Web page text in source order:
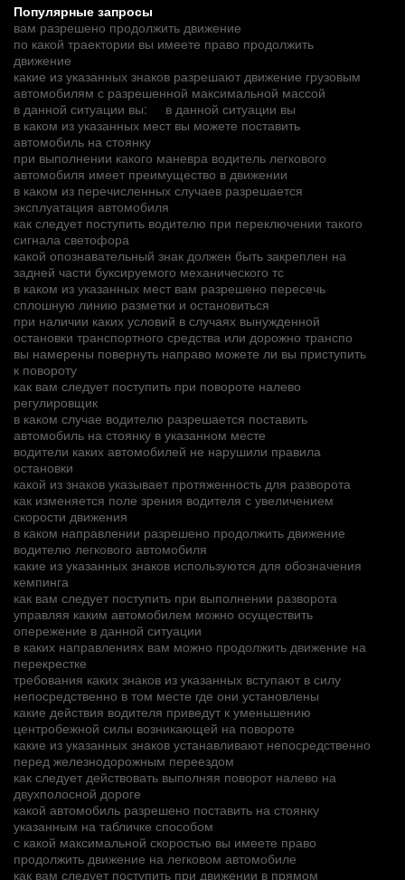
Популярные запросы
вам разрешено продолжить движение
по какой траектории вы имеете право продолжить
движение
какие из указанных знаков разрешают движение грузовым
автомобилям с разрешенной максимальной массой
в данной ситуации вы:
в данной ситуации вы
в каком из указанных мест вы можете поставить
автомобиль на стоянку
при выполнении какого маневра водитель легкового
автомобиля имеет преимущество в движении
в каком из перечисленных случаев разрешается
эксплуатация автомобиля
как следует поступить водителю при переключении такого
сигнала светофора
какой опознавательный знак должен быть закреплен на
задней части буксируемого механического тс
в каком из указанных мест вам разрешено пересечь
сплошную линию разметки и остановиться
при наличии каких условий в случаях вынужденной
остановки транспортного средства или дорожно транспо
вы намерены повернуть направо можете ли вы приступить
к повороту
как вам следует поступить при повороте налево
регулировщик
в каком случае водителю разрешается поставить
автомобиль на стоянку в указанном месте
водители каких автомобилей не нарушили правила
остановки
какой из знаков указывает протяженность для разворота
как изменяется поле зрения водителя с увеличением
скорости движения
в каком направлении разрешено продолжить движение
водителю легкового автомобиля
какие из указанных знаков используются для обозначения
кемпинга
как вам следует поступить при выполнении разворота
управляя каким автомобилем можно осуществить
опережение в данной ситуации
в каких направлениях вам можно продолжить движение на
перекрестке
требования каких знаков из указанных вступают в силу
непосредственно в том месте где они установлены
какие действия водителя приведут к уменьшению
центробежной силы возникающей на повороте
какие из указанных знаков устанавливают непосредственно
перед железнодорожным переездом
как следует действовать выполняя поворот налево на
двухполосной дороге
какой автомобиль разрешено поставить на стоянку
указанным на табличке способом
с какой максимальной скоростью вы имеете право
продолжить движение на легковом автомобиле
как вам следует поступить при движении в прямом